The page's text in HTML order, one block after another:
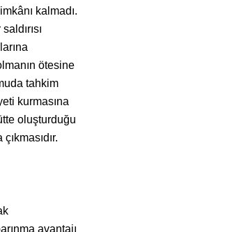
kalmadı.
ötesine
tahkim
kurmasına
oluşturduğu
avantajı